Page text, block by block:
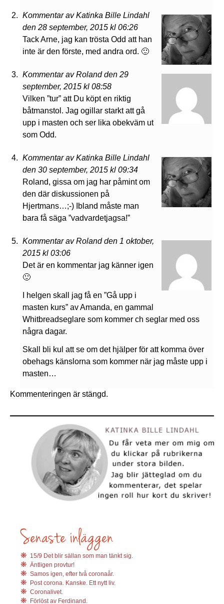
Kommentar av Katinka Bille Lindahl
den 28 september, 2015 kl 06:26
Tack Arne, jag kan trösta Odd att han
inte är den förste, med andra ord. 🙂
Kommentar av Roland den 29
september, 2015 kl 08:58
Vilken ”tur” att Du köpt en riktig
båtmanstol. Jag ogillar starkt att gå
upp i masten och ser lika obekväm ut
som Odd.
Kommentar av Katinka Bille Lindahl
den 30 september, 2015 kl 09:34
Roland, gissa om jag har påmint om
den där diskussionen på
Hjertmans…;-) Ibland måste man
bara få säga ”vadvardetjagsa!”
Kommentar av Roland den 1 oktober,
2015 kl 03:06
Det är en kommentar jag känner igen
🙂
I helgen skall jag få en ”Gå upp i
masten kurs” av Amanda, en gammal
Whitbreadseglare som kommer ch seglar med oss
några dagar.
Skall bli kul att se om det hjälper för att komma över
obehags känslorna som kommer när jag måste upp i
masten…
Kommenteringen är stängd.
15/9 Det blir sällan som man tänkt sig.
Äntligen provtur!
Samos igen, efter två coronaår.
Post corona. Kanske. Ett nytt liv.
Coronalivet.
Förlöst av Ferdinand.